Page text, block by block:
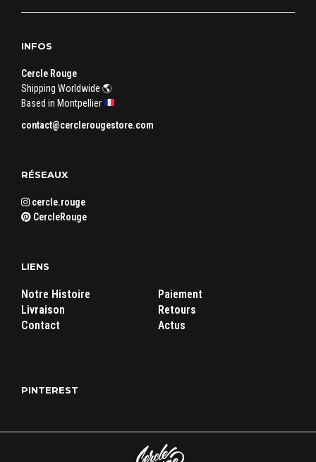
INFOS
Cercle Rouge
Shipping Worldwide 🌎
Based in Montpellier
contact@cerclerougestore.com
RÉSEAUX
cercle.rouge
CercleRouge
LIENS
Notre Histoire
Livraison
Contact
Paiement
Retours
Actus
PINTEREST